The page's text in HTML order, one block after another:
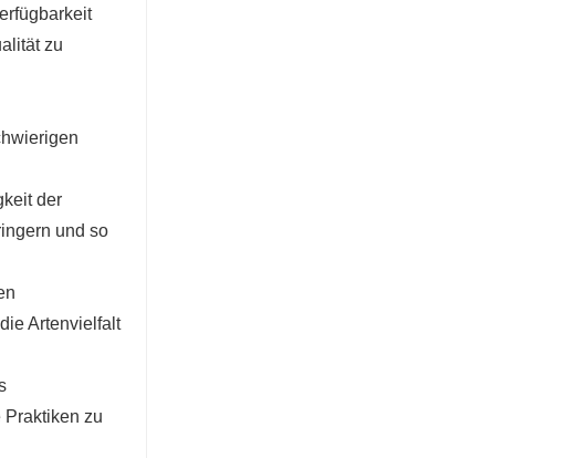
zu
der
und so
Artenvielfalt
zu